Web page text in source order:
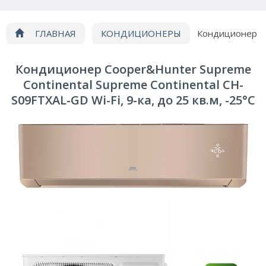
ГЛАВНАЯ КОНДИЦИОНЕРЫ
Кондиционер
Кондиционер Cooper&Hunter Supreme
Continental Supreme Continental CH-
S09FTXAL-GD Wi-Fi, 9-ка, до 25 кв.м, -25°C